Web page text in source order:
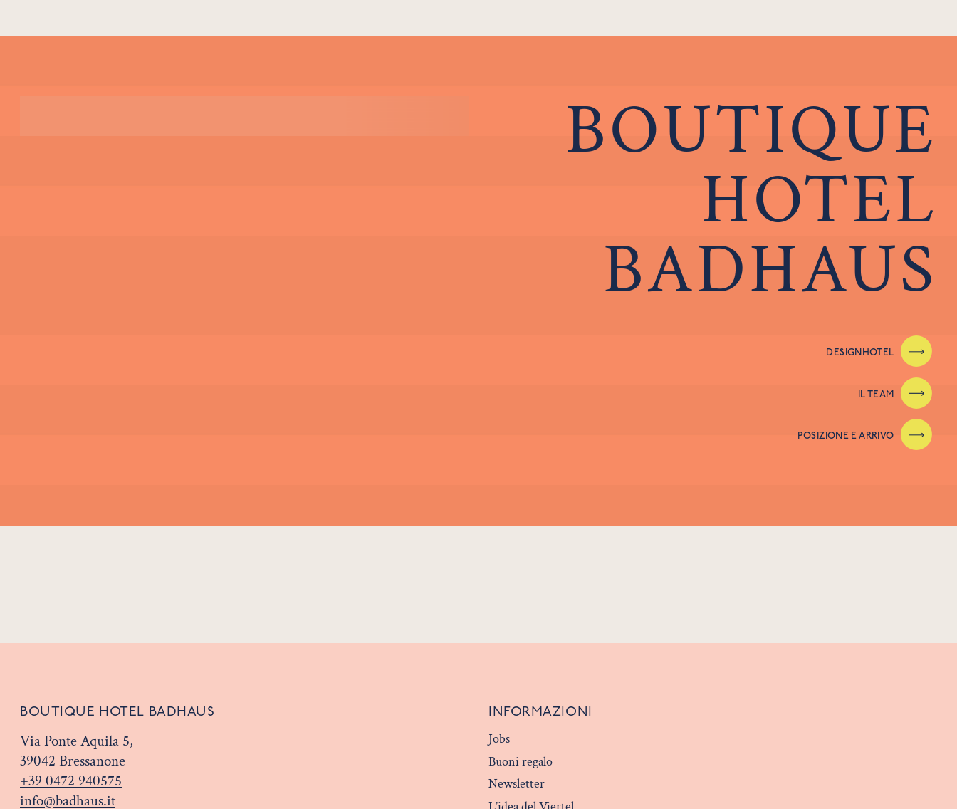
BOUTIQUE
HOTEL
BADHAUS
DESIGNHOTEL
IL TEAM
POSIZIONE E ARRIVO
BOUTIQUE HOTEL BADHAUS
Via Ponte Aquila 5,
39042 Bressanone
+39 0472 940575
info@badhaus.it
INFORMAZIONI
Jobs
Buoni regalo
Newsletter